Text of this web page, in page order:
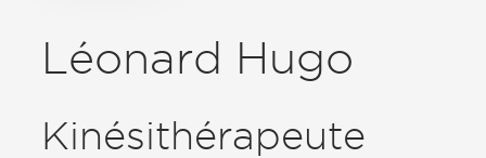
Léonard Hugo
Kinésithérapeute